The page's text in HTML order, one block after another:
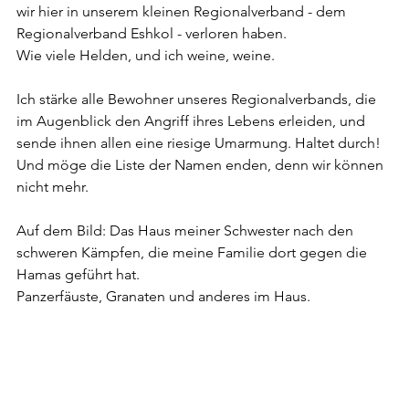
wir hier in unserem kleinen Regionalverband - dem
Regionalverband Eshkol - verloren haben.
Wie viele Helden, und ich weine, weine.
Ich stärke alle Bewohner unseres Regionalverbands, die
im Augenblick den Angriff ihres Lebens erleiden, und
sende ihnen allen eine riesige Umarmung. Haltet durch!
Und möge die Liste der Namen enden, denn wir können
nicht mehr.
Auf dem Bild: Das Haus meiner Schwester nach den
schweren Kämpfen, die meine Familie dort gegen die
Hamas geführt hat.
Panzerfäuste, Granaten und anderes im Haus.